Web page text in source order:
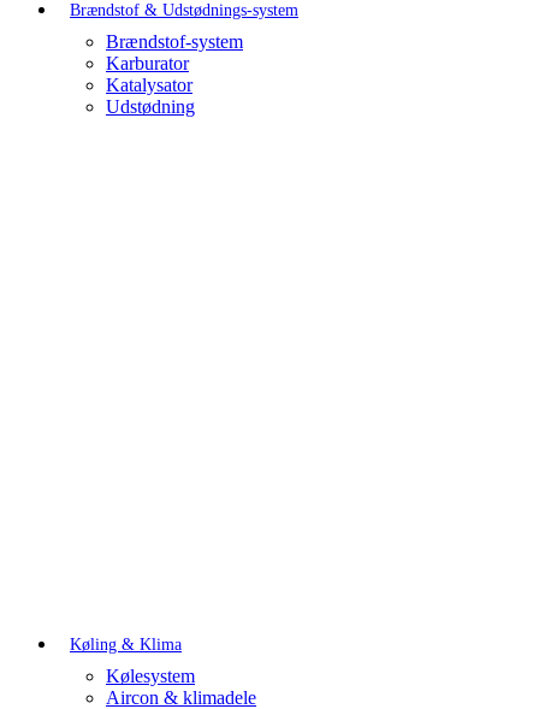
Brændstof & Udstødnings-system
Brændstof-system
Karburator
Katalysator
Udstødning
Køling & Klima
Kølesystem
Aircon & klimadele